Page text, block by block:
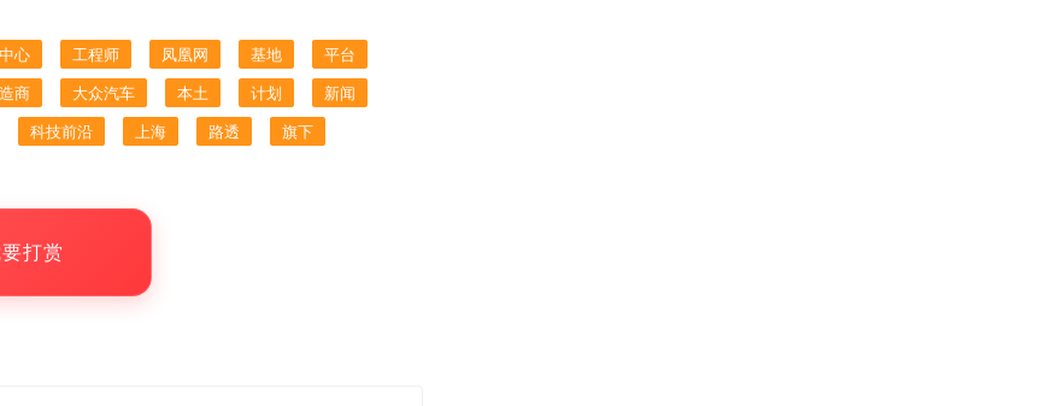
中心 工程师 凤凰网 基地 平台
商 大众汽车 本土 计划 新闻
科技前沿 上海 路透 旗下
打赏